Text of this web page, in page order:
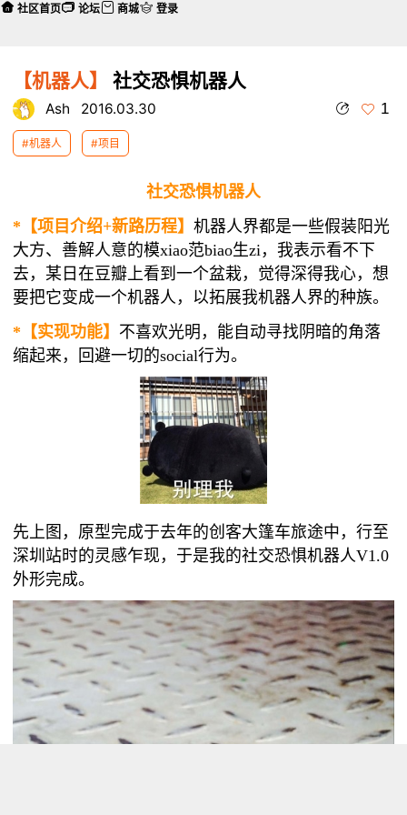
【机器人】 社交恐惧机器人
Ash 2016.03.30 1
#机器人 #项目
社交恐惧机器人
*【项目介绍+新路历程】机器人界都是一些假装阳光
大方、善解人意的模xiao范biao生zi，我表示看不下
去，某日在豆瓣上看到一个盆栽，觉得深得我心，想
要把它变成一个机器人，以拓展我机器人界的种族。
*【实现功能】 不喜欢光明，能自动寻找阴暗的角落
缩起来，回避一切的social行为。
先上图，原型完成于去年的创客大篷车旅途中，行至
深圳站时的灵感乍现，于是我的社交恐惧机器人V1.0
外形完成。
社区首页 论坛 商城 登录